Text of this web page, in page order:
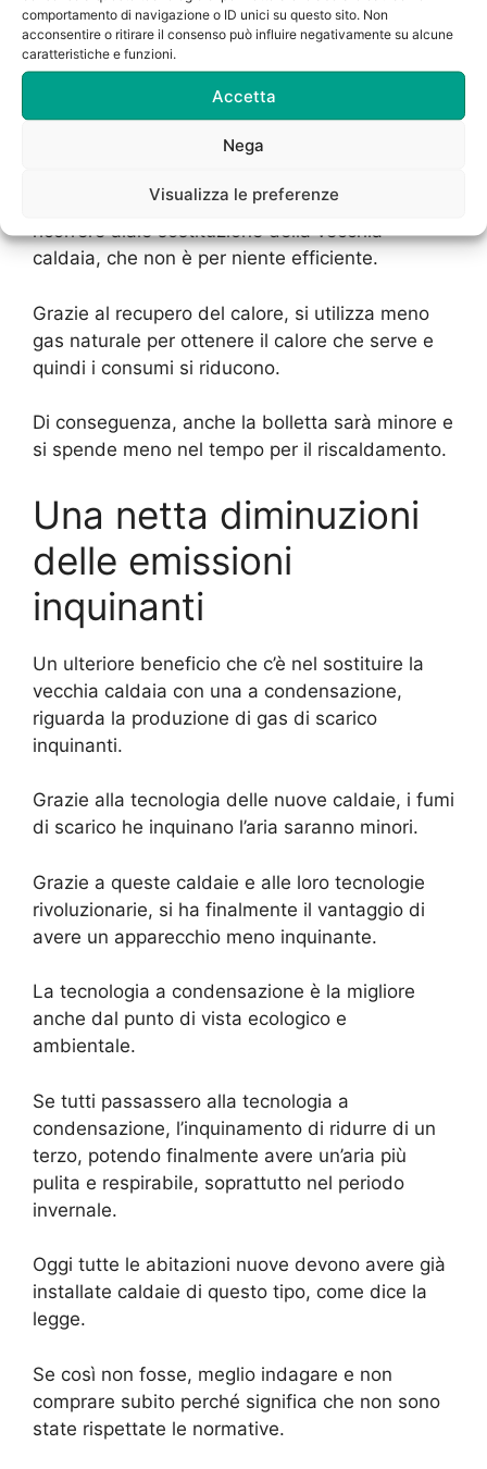
comportamento di navigazione o ID unici su questo sito. Non
acconsentire o ritirare il consenso può influire negativamente su alcune
caratteristiche e funzioni.
Accetta
Nega
Visualizza le preferenze
Dopo aver installato una caldaia di ultima
generazione si consuma molto meno gas
naturale e ciò implica una riduzione della
bolletta che arriva a casa alla fina del periodo.
per le bollette dal gas, dovrebbe al più presto
ricorrere alale sostituzione della vecchia
caldaia, che non è per niente efficiente.
Grazie al recupero del calore, si utilizza meno
gas naturale per ottenere il calore che serve e
quindi i consumi si riducono.
Di conseguenza, anche la bolletta sarà minore e
si spende meno nel tempo per il riscaldamento.
Una netta diminuzioni
delle emissioni
inquinanti
Un ulteriore beneficio che c’è nel sostituire la
vecchia caldaia con una a condensazione,
riguarda la produzione di gas di scarico
inquinanti.
Grazie alla tecnologia delle nuove caldaie, i fumi
di scarico he inquinano l’aria saranno minori.
Grazie a queste caldaie e alle loro tecnologie
rivoluzionarie, si ha finalmente il vantaggio di
avere un apparecchio meno inquinante.
La tecnologia a condensazione è la migliore
anche dal punto di vista ecologico e
ambientale.
Se tutti passassero alla tecnologia a
condensazione, l’inquinamento di ridurre di un
terzo, potendo finalmente avere un’aria più
pulita e respirabile, soprattutto nel periodo
invernale.
Oggi tutte le abitazioni nuove devono avere già
installate caldaie di questo tipo, come dice la
legge.
Se così non fosse, meglio indagare e non
comprare subito perché significa che non sono
state rispettate le normative.